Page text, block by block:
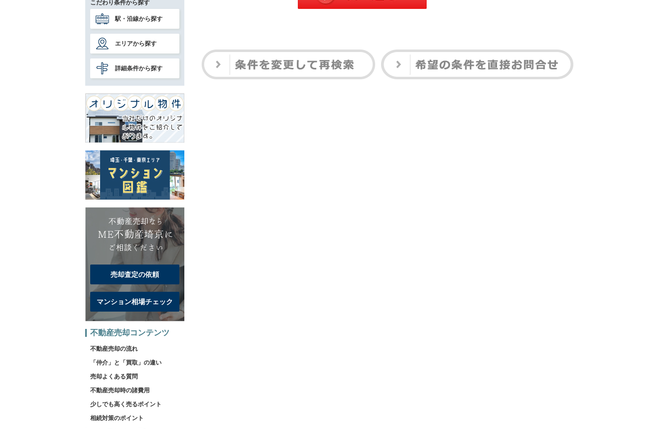
こだわり条件から探す
駅・沿線から探す
エリアから探す
詳細条件から探す
売却査定の依頼
マンション相場チェック
不動産売却コンテンツ
不動産売却の流れ
「仲介」と「買取」の違い
売却よくある質問
不動産売却時の諸費用
少しでも高く売るポイント
相続対策のポイント